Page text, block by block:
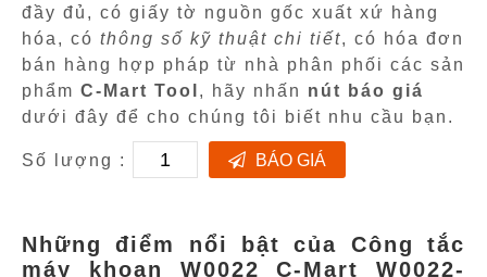
đầy đủ, có giấy tờ nguồn gốc xuất xứ hàng
hóa, có thông số kỹ thuật chi tiết, có hóa đơn
bán hàng hợp pháp từ nhà phân phối các sản
phẩm C-Mart Tool , hãy nhấn nút báo giá
dưới đây để cho chúng tôi biết nhu cầu bạn.
Số lượng : BÁO GIÁ
Những điểm nổi bật của Công tắc
máy khoan W0022 C-Mart W0022-